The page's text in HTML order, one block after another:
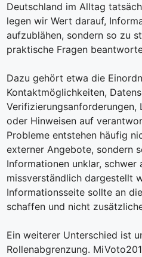
Deutschland im Alltag
legen wir Wert darauf,
aufzublähen, sondern so zu
praktische Fragen
Dazu gehört etwa die
Kontaktmöglichkeiten,
Verifizierungsanforderungen,
oder Hinweisen auf
Probleme entstehen häufig
externer Angebote, sondern
Informationen unklar, schwer
missverständlich dargestellt
Informationsseite sollte an
schaffen und nicht
Ein weiterer Unterschied ist
Rollenabgrenzung.